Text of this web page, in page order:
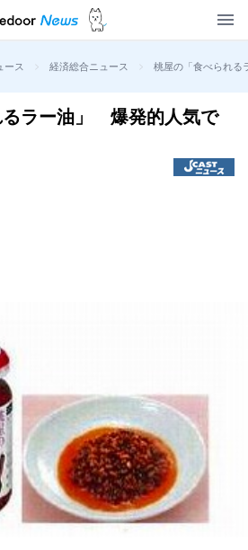
ース > 経済総合ニュース > 桃屋の「食べられ
るラー油」 爆発的人気で